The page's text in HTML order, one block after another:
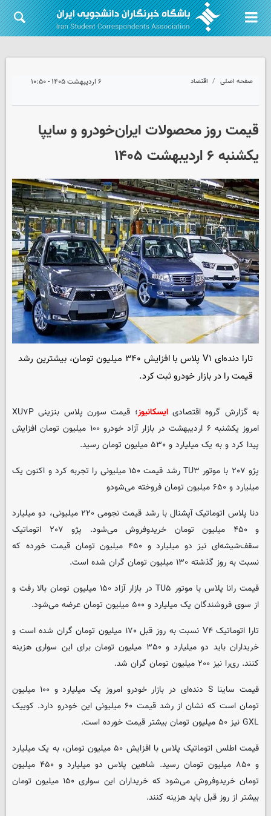
صفحه اصلی اقتصاد ۶ اردیبهشت ۱۴۰۵ - ۱۰:۵۰
قیمت روز محصولات ایران‌خودرو و سایپا
یکشنبه ۶ اردیبهشت ۱۴۰۵
تارا دنده‌ای V۱ پلاس با افزایش ۳۴۰ میلیون تومان، بیشترین رشد
قیمت را در بازار خودرو ثبت کرد.
به گزارش گروه اقتصادیایسکانیوز
؛ قیمت سورن پلاس بنزینی XU۷P
امروز یکشنبه ۶ اردیبهشت در بازار آزاد خودرو ۱۰۰ میلیون تومان افزایش
پیدا کرد و به یک میلیارد و ۵۳۰ میلیون تومان رسید.
پژو ۲۰۷ با موتور TU۳ رشد قیمت ۱۵۰ میلیونی را تجربه کرد و اکنون یک
میلیارد و ۶۵۰ میلیون تومان فروخته می‌شودو
دنا پلاس اتوماتیک آپشنال با رشد قیمت نجومی ۲۲۰ میلیونی، دو میلیارد
و ۴۵۰ میلیون تومان خریدوفروش می‌شود. پژو ۲۰۷ اتوماتیک
سقف‌شیشه‌ای نیز دو میلیارد و ۴۵۰ میلیون تومان قیمت خورده که
نسبت به روز گذشته ۱۳۰ میلیون تومان گران شده است.
قیمت رانا پلاس با موتور TU۵ در بازار آزاد ۱۵۰ میلیون تومان بالا رفت و
از سوی فروشندگان یک میلیارد و ۵۰۰ میلیون تومان عرضه می‌شود.
تارا اتوماتیک V۴ نسبت به روز قبل ۱۷۰ میلیون تومان گران شده است و
خریداران باید دو میلیارد و ۳۵۰ میلیون تومان برای این سواری هزینه
کنند. ری‌را نیز ۲۰۰ میلیون تومان گران شد.
قیمت ساینا S دنده‌ای در بازار خودرو امروز یک میلیارد و ۱۰۰ میلیون
تومان است که نشان از رشد قیمت ۶۰ میلیونی این خودرو دارد. کوییک
GXL نیز ۵۰ میلیون تومان بیشتر قیمت خورده است.
قیمت اطلس اتوماتیک پلاس با افزایش ۵۰ میلیون تومان، به یک میلیارد
و ۸۵۰ میلیون تومان رسید. شاهین پلاس دو میلیارد و ۴۵۰ میلیون
تومان خریدوفروش می‌شود که خریداران این سواری ۱۵۰ میلیون تومان
بیشتر از روز قبل باید هزینه کنند.